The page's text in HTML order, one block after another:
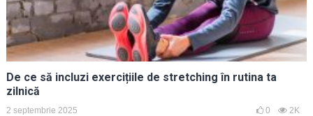
De ce să incluzi exercițiile de stretching în rutina ta
zilnică
2 septembrie 2025 0 2K